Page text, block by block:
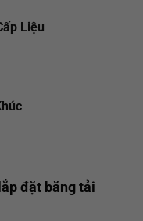
Liệu
đặt băng tải